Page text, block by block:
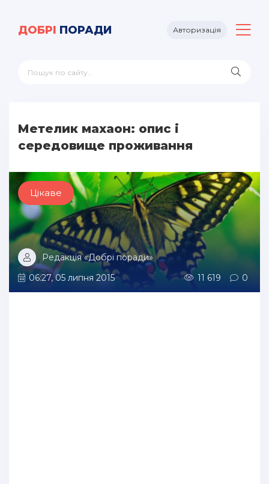
ДОБРІ ПОРАДИ Авторизація
Метелик махаон: опис і
середовище проживання
Цікаве
Редакція «Добрі поради»
06:27, 05 липня 2015
11 619 0